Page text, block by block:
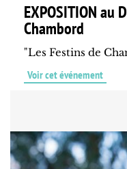
EXPOSITION au
Chambord
"Les Festins de
Voir cet événement